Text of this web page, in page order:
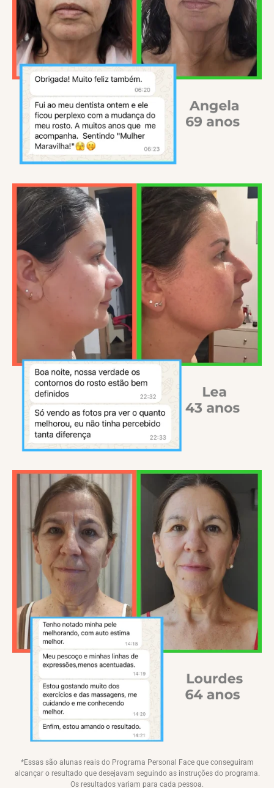
*Essas são alunas reais do Programa Personal Face que conseguiram
alcançar o resultado que desejavam seguindo as instruções do programa.
Os resultados variam para cada pessoa.